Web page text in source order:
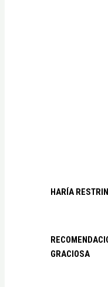
HARÍA
GRACIOSA